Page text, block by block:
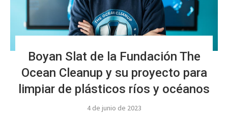
Boyan Slat de la Fundación The
Ocean Cleanup y su proyecto para
limpiar de plásticos ríos y océanos
4 de junio de 2023